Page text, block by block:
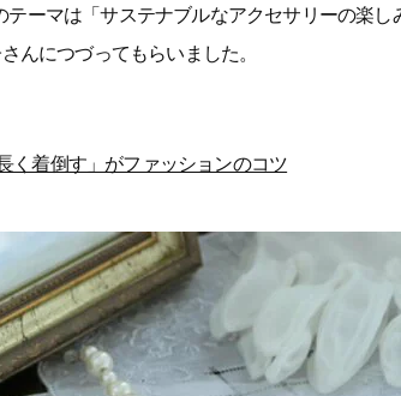
ーマは「サステナブルなアクセサリーの楽し
んにつづってもらいました。
く着倒す」がファッションのコツ